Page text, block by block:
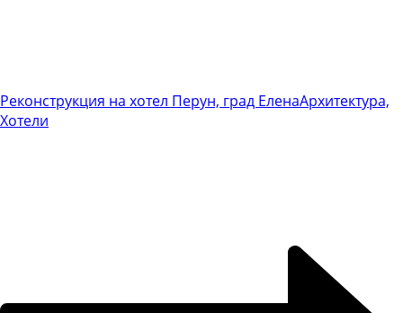
Реконструкция на хотел Перун, град ЕленаАрхитектура,
Хотели